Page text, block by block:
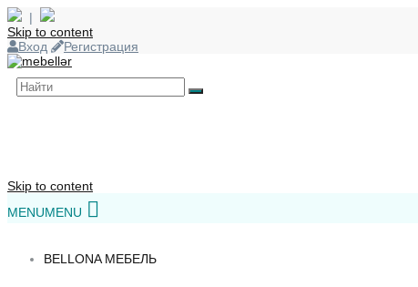
|
Skip to content
Вход
Регистрация
Skip to content
MENUMENU
BELLONA МЕБЕЛЬ